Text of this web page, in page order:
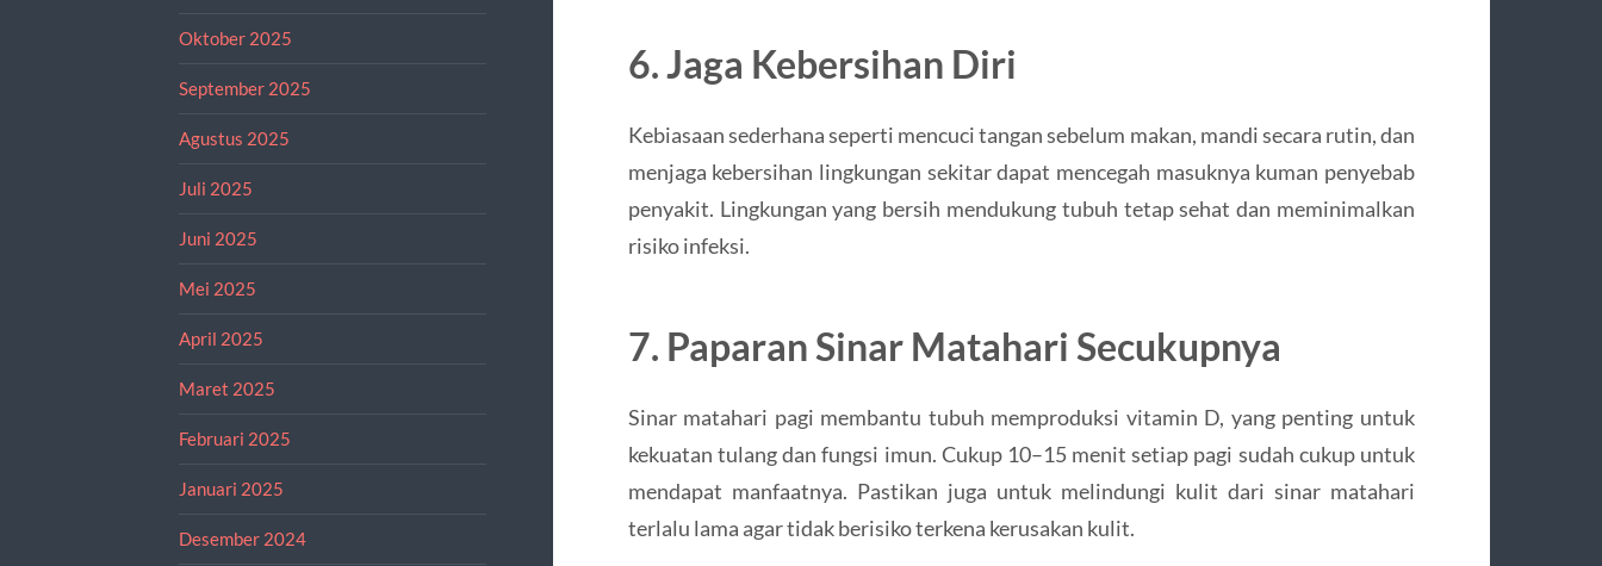
Oktober 2025
September 2025
Agustus 2025
Juli 2025
Juni 2025
Mei 2025
April 2025
Maret 2025
Februari 2025
Januari 2025
Desember 2024
6. Jaga Kebersihan Diri
Kebiasaan sederhana seperti mencuci tangan sebelum makan, mandi secara rutin, dan
menjaga kebersihan lingkungan sekitar dapat mencegah masuknya kuman penyebab
penyakit. Lingkungan yang bersih mendukung tubuh tetap sehat dan meminimalkan
risiko infeksi.
7. Paparan Sinar Matahari Secukupnya
Sinar matahari pagi membantu tubuh memproduksi vitamin D, yang penting untuk
kekuatan tulang dan fungsi imun. Cukup 10–15 menit setiap pagi sudah cukup untuk
mendapat manfaatnya. Pastikan juga untuk melindungi kulit dari sinar matahari
terlalu lama agar tidak berisiko terkena kerusakan kulit.